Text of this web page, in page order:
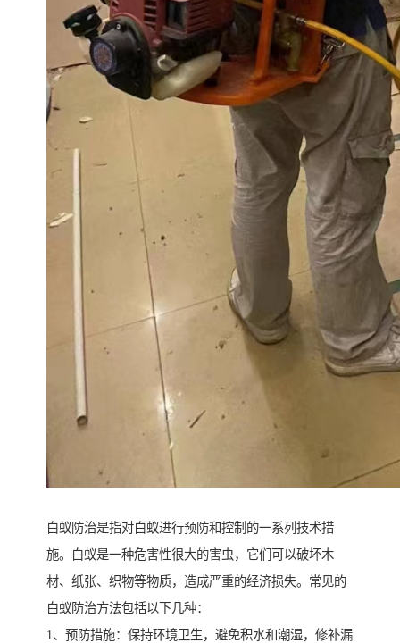
白蚁防治是指对白蚁进行预防和控制的一系列技术措
施。白蚁是一种危害性很大的害虫，它们可以破坏木
材、纸张、织物等物质，造成严重的经济损失。常见的
白蚁防治方法包括以下几种：
1、预防措施：保持环境卫生，避免积水和潮湿，修补漏